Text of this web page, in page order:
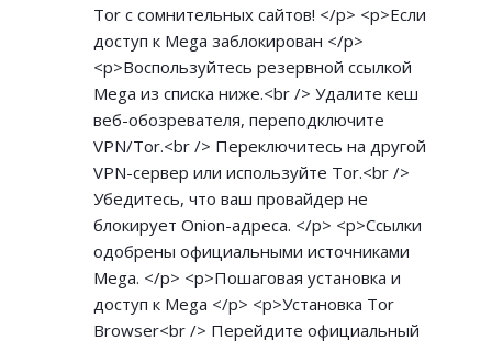
Tor с сомнительных сайтов! </p> <p>Если
доступ к Mega заблокирован </p>
<p>Воспользуйтесь резервной ссылкой
Mega из списка ниже.<br /> Удалите кеш
веб-обозревателя, переподключите
VPN/Tor.<br /> Переключитесь на другой
VPN-сервер или используйте Tor.<br />
Убедитесь, что ваш провайдер не
блокирует Onion-адреса. </p> <p>Ссылки
одобрены официальными источниками
Mega. </p> <p>Пошаговая установка и
доступ к Mega </p> <p>Установка Tor
Browser<br /> Перейдите официальный